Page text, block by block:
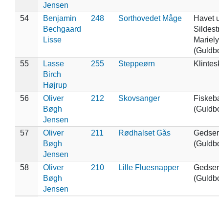
Jensen
54
Benjamin
Bechgaard
Lisse
248 Sorthovedet Måge
Havet
55
Lasse
Birch
Højrup
255 Steppeørn
56
Oliver
Bøgh
Jensen
212 Skovsanger
57
Oliver
Bøgh
Jensen
211 Rødhalset Gås
58
Oliver
Bøgh
Jensen
210 Lille Fluesnapper